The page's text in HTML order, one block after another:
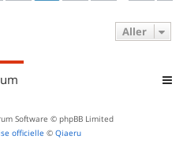
Aller
Software © phpBB Limited
officielle © Qiaeru